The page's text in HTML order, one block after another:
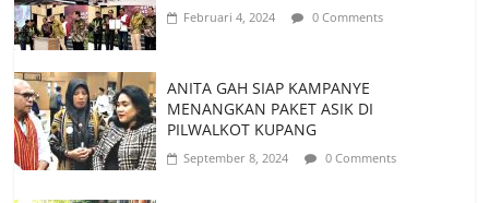
Februari 4, 2024 0 Comments
ANITA GAH SIAP KAMPANYE
MENANGKAN PAKET ASIK DI
PILWALKOT KUPANG
September 8, 2024 0 Comments